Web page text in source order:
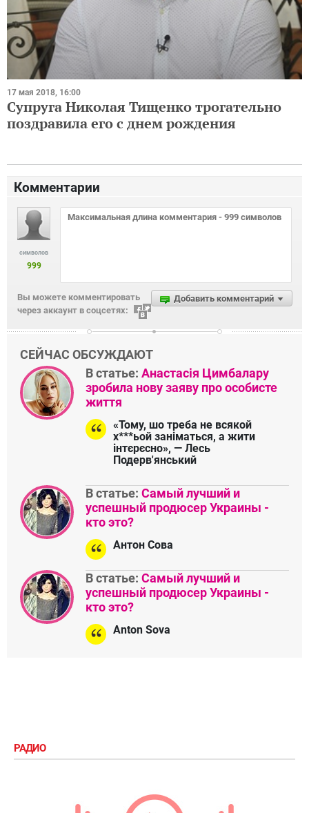
17 мая 2018, 16:00
Супруга Николая Тищенко трогательно
поздравила его с днем рождения
Комментарии
символов
999
Добавить комментарий
Вы можете комментировать
через аккаунт в соцсетях:
СЕЙЧАС ОБСУЖДАЮТ
В статье: Анастасія Цимбалару
зробила нову заяву про особисте
життя
«Тому, шо треба не всякой
х***ьой заніматься, а жити
інтєрєсно», — Лесь
Подерв'янський
В статье: Самый лучший и
успешный продюсер Украины -
кто это?
Антон Сова
В статье: Самый лучший и
успешный продюсер Украины -
кто это?
Anton Sova
РАДИО